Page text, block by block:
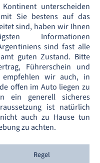
unterscheiden
Sie bestens auf das
sind, haben wir Ihnen
Informationen
sind fast alle
guten Zustand. Bitte
Führerschein und
empfehlen wir auch, in
offen im Auto liegen zu
ein generell sicheres
ist natürlich
auch zu Hause tun
zu achten.
Regel